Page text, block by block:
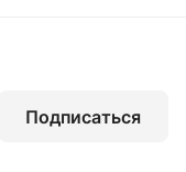
Подписаться